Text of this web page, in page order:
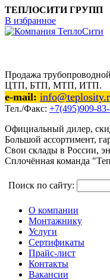
ТЕПЛОСИТИ ГРУПП
В избранное
Продажа
ЦТП, БТП, МТП, ИТП.
e-mail:
Тел./Факс: +7(495)909-83-
Официальный дилер,
Большой ассортимент,
Свои склады в России,
Сплочённая команда
Поиск по сайту:
О компании
Монтажнику
Услуги
Сертификаты
Прайс-лист
Контакты
Вакансии